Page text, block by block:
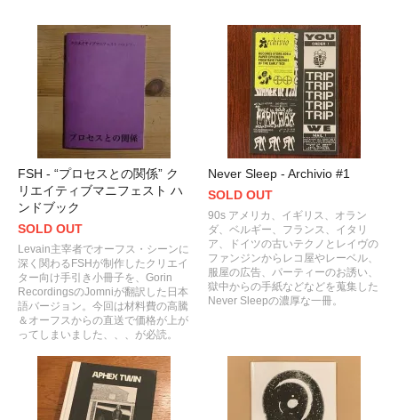
FSH - “プロセスとの関係” ク
リエイティブマニフェスト ハ
ンドブック
SOLD OUT
Levain主宰者でオーフス・シーンに
深く関わるFSHが制作したクリエイ
ター向け手引き小冊子を、Gorin
RecordingsのJomniが翻訳した日本
語バージョン。今回は材料費の高騰
＆オーフスからの直送で価格が上が
ってしまいました、、、が必読。
Never Sleep - Archivio #1
SOLD OUT
90s アメリカ、イギリス、オラン
ダ、ベルギー、フランス、イタリ
ア、ドイツの古いテクノとレイヴの
ファンジンからレコ屋やレーベル、
服屋の広告、パーティーのお誘い、
獄中からの手紙などなどを蒐集した
Never Sleepの濃厚な一冊。